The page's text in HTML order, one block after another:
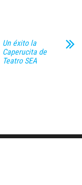
Un éxito la
Caperucita de
Teatro SEA